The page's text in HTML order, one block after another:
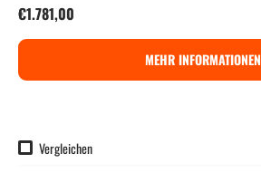
Normaler Preis
€1.781,00
MEHR INFORMATIONEN
Vergleichen